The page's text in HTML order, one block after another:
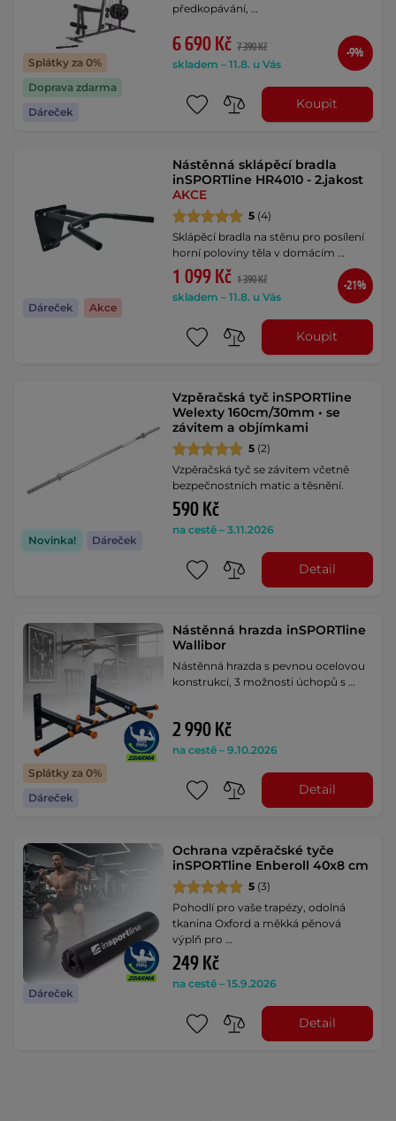
Splátky za 0%
Doprava zdarma
Dáreček
předkopávání, …
6 690 Kč 7 390 Kč
skladem – 11.8. u Vás
-9%
Koupit
Dáreček Akce
Nástěnná sklápěcí bradla
inSPORTline HR4010 - 2.jakost
AKCE
5 (4)
Sklápěcí bradla na stěnu pro posílení
horní poloviny těla v domácím …
1 099 Kč 1 390 Kč
skladem – 11.8. u Vás
-21%
Koupit
Novinka! Dáreček
Vzpěračská tyč inSPORTline
Welexty 160cm/30mm • se
závitem a objímkami
5 (2)
Vzpěračská tyč se závitem včetně
bezpečnostních matic a těsnění.
590 Kč
na cestě – 3.11.2026
Detail
Splátky za 0%
Dáreček
Nástěnná hrazda inSPORTline
Wallibor
Nástěnná hrazda s pevnou ocelovou
konstrukcí, 3 možnosti úchopů s …
2 990 Kč
na cestě – 9.10.2026
Detail
Dáreček
Ochrana vzpěračské tyče
inSPORTline Enberoll 40x8 cm
5 (3)
Pohodlí pro vaše trapézy, odolná
tkanina Oxford a měkká pěnová
výplň pro …
249 Kč
na cestě – 15.9.2026
Detail